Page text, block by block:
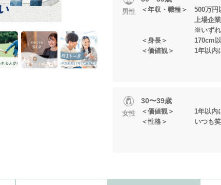
男性
＜年収・職種＞ 500万円
上場企業勤
※いずれかに当
＜身長＞ 170cm以
＜価値観＞ 1年以内
女性
30〜39歳
＜価値観＞ 1年以内
＜性格＞ いつも笑顔